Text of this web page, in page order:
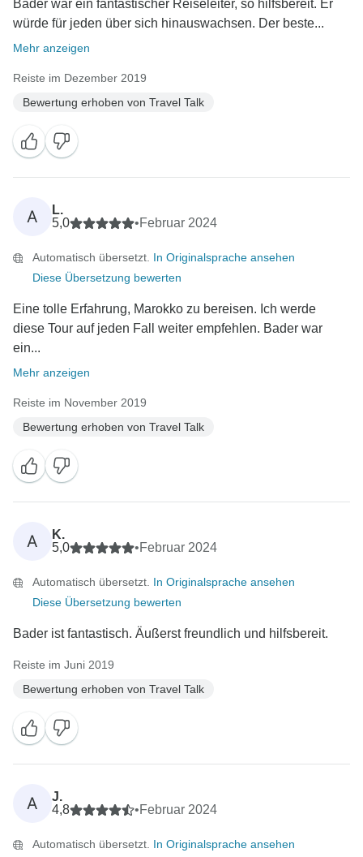
angenehm wie möglich verläuft. Ihre Anregungen sind
von unschätzbarem Wert, und wir werden sie nutzen,
um zukünftige Reisen zu verbessern und zu
Bader war ein fantastischer Reiseleiter, so hilfsbereit. Er
würde für jeden über sich hinauswachsen. Der beste...
Mehr anzeigen
Reiste im Dezember 2019
Bewertung erhoben von Travel Talk
A
L.
5,0
•Februar 2024
Automatisch übersetzt. In Originalsprache ansehen
Diese Übersetzung bewerten
Eine tolle Erfahrung, Marokko zu bereisen. Ich werde
diese Tour auf jeden Fall weiter empfehlen. Bader war
ein...
Mehr anzeigen
Reiste im November 2019
Bewertung erhoben von Travel Talk
A
K.
5,0
•Februar 2024
Automatisch übersetzt. In Originalsprache ansehen
Diese Übersetzung bewerten
Bader ist fantastisch. Äußerst freundlich und hilfsbereit.
Reiste im Juni 2019
Bewertung erhoben von Travel Talk
A
J.
4,8
•Februar 2024
Automatisch übersetzt. In Originalsprache ansehen